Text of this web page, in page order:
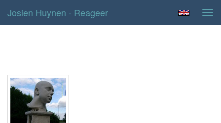
Josien Huynen - Reageer